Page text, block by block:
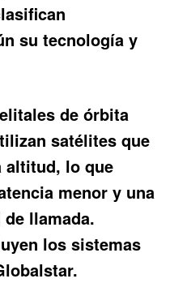
su tecnología y
de órbita
satélites que
altitud, lo que
menor y una
llamada.
los sistemas